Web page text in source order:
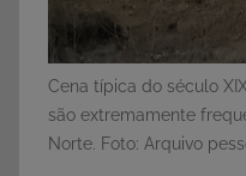
Cena típica do século
são extremamente
Norte. Foto: Arquivo